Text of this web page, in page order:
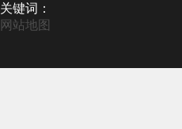
关键词：
网站地图